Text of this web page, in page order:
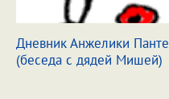
Дневник Анжелики
(беседа с дядей Мишей)